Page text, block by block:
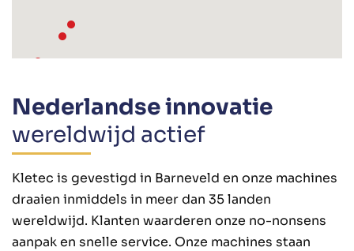
Nederlandse innovatie
wereldwijd actief
Kletec is gevestigd in Barneveld en onze machines
draaien inmiddels in meer dan 35 landen
wereldwijd. Klanten waarderen onze no-nonsens
aanpak en snelle service. Onze machines staan